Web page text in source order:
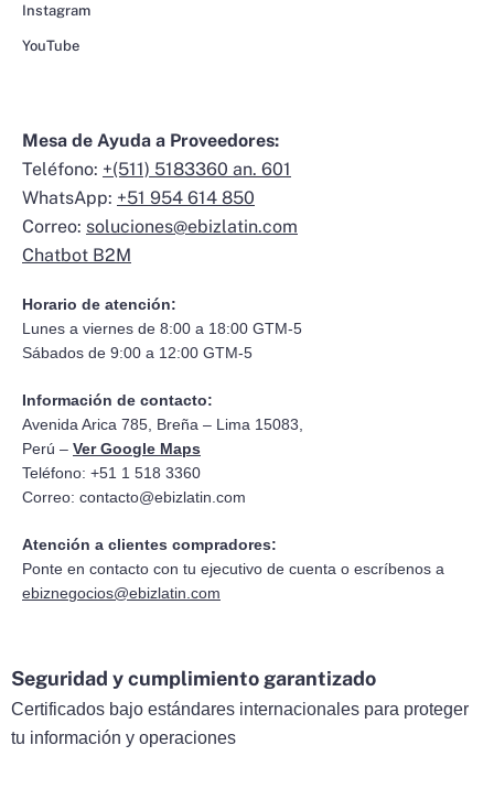
Instagram
YouTube
Mesa de Ayuda a Proveedores:
Teléfono: +(511) 5183360 an. 601
WhatsApp: +51 954 614 850
Correo: soluciones@ebizlatin.com
Chatbot B2M
Horario de atención:
Lunes a viernes de 8:00 a 18:00 GTM-5
Sábados de 9:00 a 12:00 GTM-5
Información de contacto:
Avenida Arica 785, Breña – Lima 15083,
Perú – Ver Google Maps
Teléfono: +51 1 518 3360
Correo: contacto@ebizlatin.com
Atención a clientes compradores:
Ponte en contacto con tu ejecutivo de cuenta o escríbenos a
ebiznegocios@ebizlatin.com
Seguridad y cumplimiento garantizado
Certificados bajo estándares internacionales para proteger
tu información y operaciones